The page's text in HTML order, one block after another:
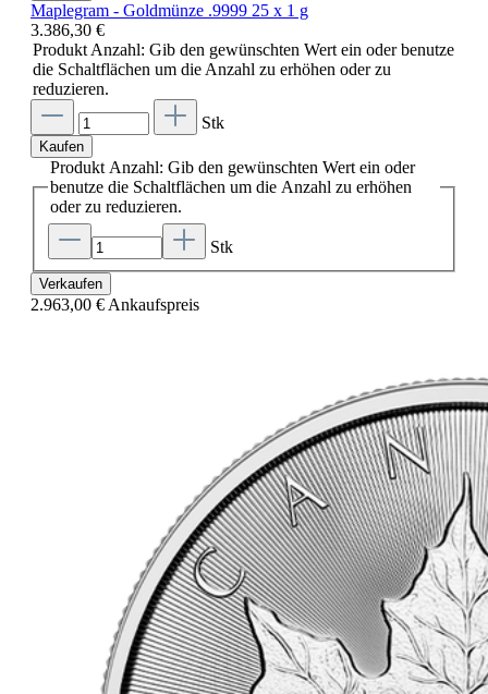
Maplegram - Goldmünze .9999 25 x 1 g
3.386,30 €
Produkt Anzahl: Gib den gewünschten Wert ein oder benutze
die Schaltflächen um die Anzahl zu erhöhen oder zu
reduzieren.
Stk
Kaufen
Produkt Anzahl: Gib den gewünschten Wert ein oder
benutze die Schaltflächen um die Anzahl zu erhöhen
oder zu reduzieren.
Stk
Verkaufen
2.963,00 € Ankaufspreis